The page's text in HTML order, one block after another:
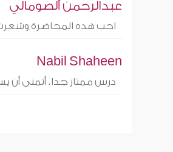
عبدالرحمن ألصومالي
احب هده المحاضرة
Nabil Shaheen
درس ممتاز جدا. أتمنى